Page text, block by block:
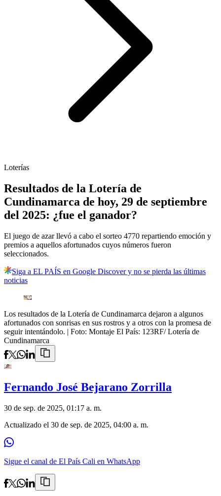
Loterías
Resultados de la Lotería de
Cundinamarca de hoy, 29 de septiembre
del 2025: ¿fue el ganador?
El juego de azar llevó a cabo el sorteo 4770 repartiendo emoción y
premios a aquellos afortunados cuyos números fueron
seleccionados.
Siga a EL PAÍS en Google Discover y no se pierda las últimas
noticias
Los resultados de la Lotería de Cundinamarca dejaron a algunos
afortunados con sonrisas en sus rostros y a otros con la promesa de
seguir intentándolo. | Foto: Montaje El País: 123RF/ Lotería de
Cundinamarca
Fernando José Bejarano Zorrilla
30 de sep. de 2025, 01:17 a. m.
Actualizado el 30 de sep. de 2025, 04:00 a. m.
Sigue el canal de El País Cali en WhatsApp